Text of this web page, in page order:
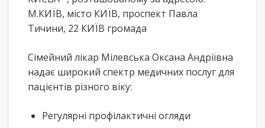
М.КИЇВ, місто КИЇВ, проспект Павла
Тичини, 22 КИЇВ громада
Сімейний лікар Мілевська Оксана Андріївна
надає широкий спектр медичних послуг для
пацієнтів різного віку:
Регулярні профілактичні огляди